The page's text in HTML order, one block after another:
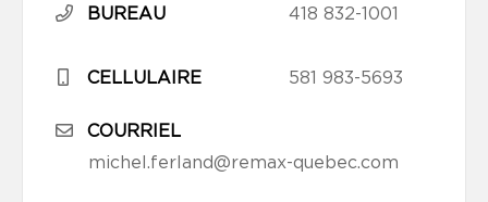
BUREAU 418 832-1001
CELLULAIRE 581 983-5693
COURRIEL
michel.ferland@remax-quebec.com